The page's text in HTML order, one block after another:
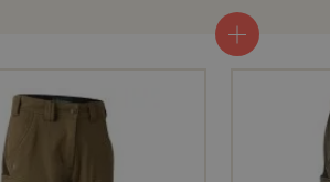
passionnante. Ce sport ancestral
valeurs telles que la performance, le défi
des moments d’émotion partagés avec
adéquats qui satisfont aux exigences
élevées, tout en vous assurant une tenue
sportive en société. Passionnée par le
famille Engel a fondé en 1985 l’entreprise